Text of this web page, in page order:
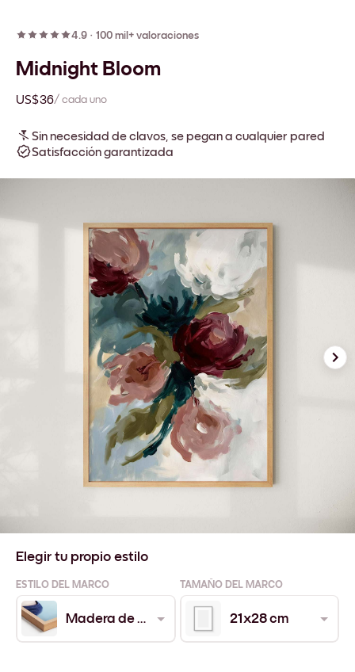
4.9 · 100 mil+ valoraciones
Midnight Bloom
US$36/ cada uno
Sin necesidad de clavos, se pegan a cualquier pared
Satisfacción garantizada
Elegir tu propio estilo
ESTILO DEL MARCO TAMAÑO DEL MARCO
Madera de Roble 21x28 cm